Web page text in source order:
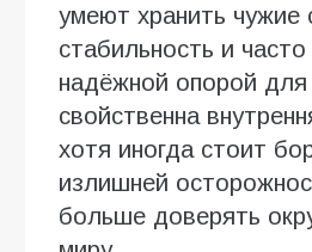
умеют хранить чужие
стабильность и
надёжной опорой
свойственна
хотя иногда стоит
излишней
больше доверять